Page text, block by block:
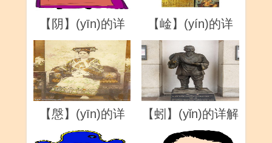
【阴】(yīn)的详
解
【崯】(yín)的详
解
【慇】(yīn)的详
解
【蚓】(yǐn)的详解